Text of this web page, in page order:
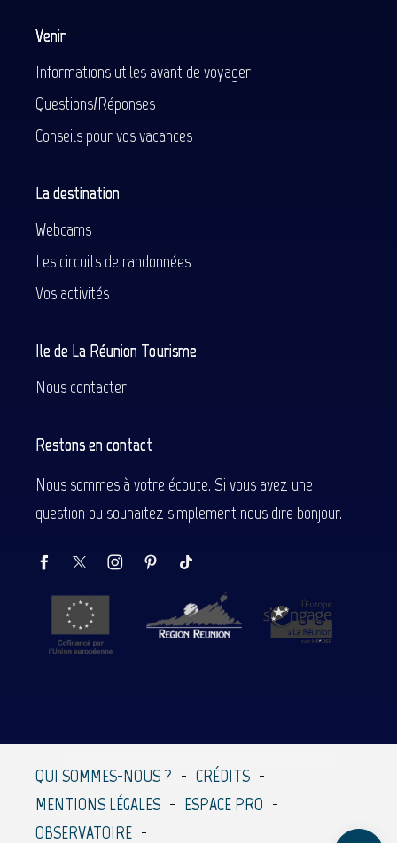
Venir
Informations utiles avant de voyager
Questions/Réponses
Conseils pour vos vacances
La destination
Webcams
Les circuits de randonnées
Vos activités
Ile de La Réunion Tourisme
Nous contacter
Restons en contact
Nous sommes à votre écoute. Si vous avez une
question ou souhaitez simplement nous dire bonjour.
QUI SOMMES-NOUS ?
CRÉDITS
MENTIONS LÉGALES
ESPACE PRO
OBSERVATOIRE